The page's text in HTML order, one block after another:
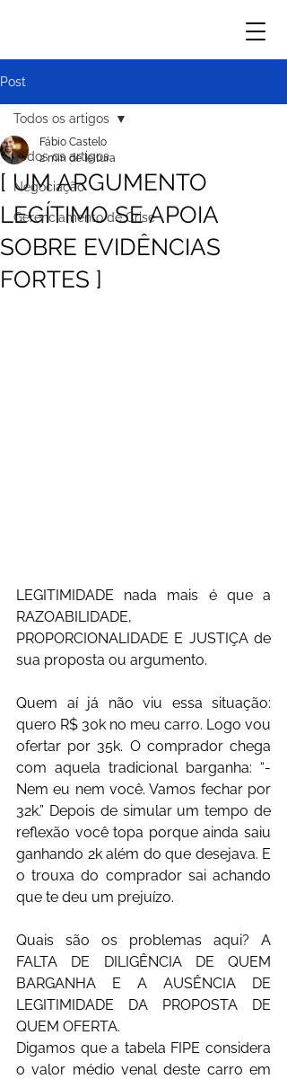
Post
Todos os artigos
Negociação
Gerenciamento de Crise
Todos os artigos
[ UM ARGUMENTO
LEGÍTIMO SE APOIA
SOBRE EVIDÊNCIAS
FORTES ]
Fábio Castelo
2 min de leitura
LEGITIMIDADE nada mais é que a
RAZOABILIDADE,
PROPORCIONALIDADE E JUSTIÇA de
sua proposta ou argumento.
Quem aí já não viu essa situação:
quero R$ 30k no meu carro. Logo vou
ofertar por 35k. O comprador chega
com aquela tradicional barganha: “-
Nem eu nem você. Vamos fechar por
32k.” Depois de simular um tempo de
reflexão você topa porque ainda saiu
ganhando 2k além do que desejava. E
o trouxa do comprador sai achando
que te deu um prejuízo.
Quais são os problemas aqui? A
FALTA DE DILIGÊNCIA DE QUEM
BARGANHA E A AUSÊNCIA DE
LEGITIMIDADE DA PROPOSTA DE
QUEM OFERTA.
Digamos que a tabela FIPE considera
o valor médio venal deste carro em